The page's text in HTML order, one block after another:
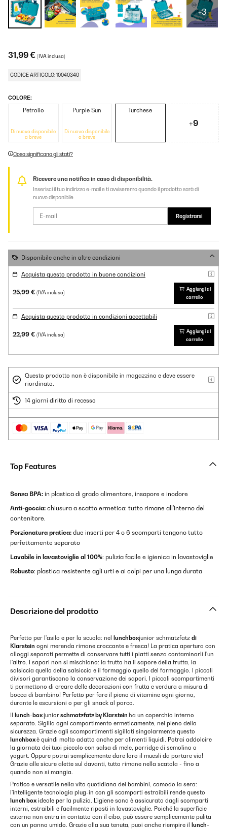
+3
31,99 € (IVA inclusa)
CODICE ARTICOLO: 10040340
COLORE:
Petrolio
Di nuovo disponibile
a breve
Purple Sun
Di nuovo disponibile
a breve
Turchese
+9
Cosa significano gli stati?
Ricevere una notifica in caso di disponibilità.
Inserisci il tuo indirizzo e-mail e ti avviseremo quando il prodotto sarà di
nuovo disponibile.
Registrarsi
Disponibile anche in altre condizioni
Acquista questo prodotto in buone condizioni
25,99 € (IVA inclusa)
Aggiungi al
carrello
Acquista questo prodotto in condizioni accettabili
22,99 € (IVA inclusa)
Aggiungi al
carrello
Questo prodotto non è disponibile in magazzino e deve essere
riordinato.
14 giorni diritto di recesso
Top Features
Senza BPA: in plastica di grado alimentare, insapore e inodore
Anti-goccia: chiusura a scatto ermetica: tutto rimane all'interno del
contenitore.
Porzionatura pratica: due inserti per 4 o 6 scomparti tengono tutto
perfettamente separato
Lavabile in lavastoviglie al 100%: pulizia facile e igienica in lavastoviglie
Robusto: plastica resistente agli urti e ai colpi per una lunga durata
Descrizione del prodotto
Perfetto per l'asilo e per la scuola: nel lunchboxjunior schmatzfatz di
Klarstein ogni merenda rimane croccante e fresca! La pratica apertura con
alloggi separati permette di conservare tutti i piatti senza contaminarli l'un
l'altro. I sapori non si mischiano: la frutta ha il sapore della frutta, la
salsiccia quello della salsiccia e il formaggio quello del formaggio. I piccoli
divisori garantiscono la conservazione dei sapori. I piccoli scompartimenti
ti permettono di creare delle decorazioni con frutta e verdura a misura di
bocca di bambino! Perfetto per fare il pieno di vitamine ogni giorno,
durante le escursioni o per gli snack al parco.
lunch-boxjuniorschmatzfatz by Klarstein ha un coperchio interno
separato. Sigilla ogni compartimento ermeticamente, nel pieno della
sicurezza. Grazie agli scompartimenti sigillati singolarmente questo
lunchboxè quindi molto adatto anche per alimenti liquidi. Potrai addolcire
la giornata dei tuoi piccolo con salsa di mele, porridge di semolino o
yogurt. Oppure potrai semplicemente dare loro il muesli da portare via!
Grazie alle sicure alette sul davanti, tutto rimane nella scatola - fino a
quando non si mangia.
Pratico e versatile nella vita quotidiana dei bambini, comodo la sera:
l'intelligente tecnologia plug-in con gli scomparti estraibili rende questo
lunch box ideale per la pulizia. L'igiene sana è assicurata dagli scomparti
interni, estraibili e facilmente riposti in lavastoviglie. Poiché la superficie
esterna non entra in contatto con il cibo, può essere semplicemente pulita
con un panno umido. Grazie alla sua tenuta, puoi anche riempire il
lunch-